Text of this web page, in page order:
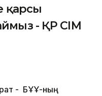
қарсы
- ҚР СІМ
- БҰҰ-ның